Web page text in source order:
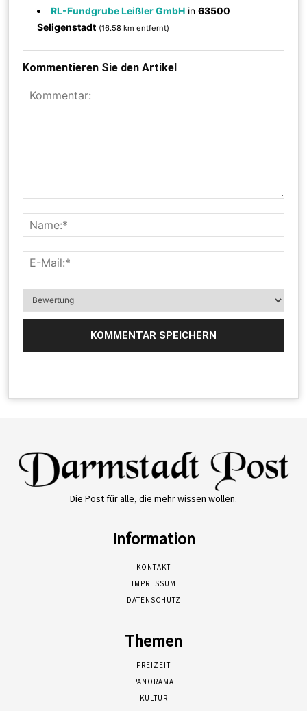
RL-Fundgrube Leißler GmbH in63500
Seligenstadt (16.58 km entfernt)
Kommentieren Sie den Artikel
Die Post für alle, die mehr wissen wollen.
Information
KONTAKT
IMPRESSUM
DATENSCHUTZ
Themen
FREIZEIT
PANORAMA
KULTUR